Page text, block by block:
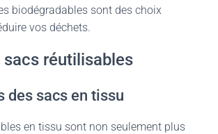
biodégradables sont des choix
vos déchets.
réutilisables
des sacs en tissu
en tissu sont non seulement plus